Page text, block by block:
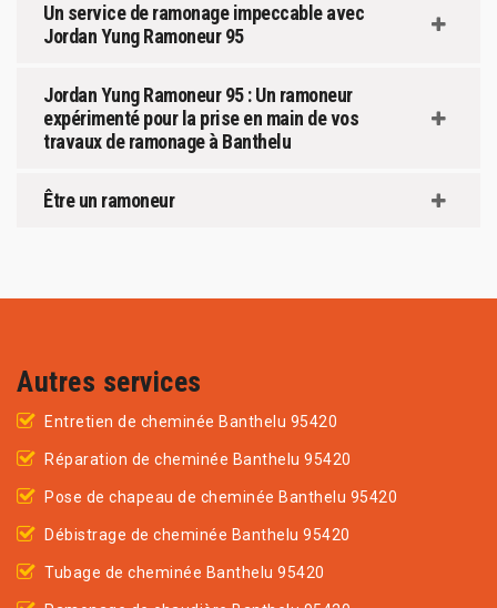
Un service de ramonage impeccable avec
Jordan Yung Ramoneur 95
Jordan Yung Ramoneur 95 : Un ramoneur
expérimenté pour la prise en main de vos
travaux de ramonage à Banthelu
Être un ramoneur
Autres services
Entretien de cheminée Banthelu 95420
Réparation de cheminée Banthelu 95420
Pose de chapeau de cheminée Banthelu 95420
Débistrage de cheminée Banthelu 95420
Tubage de cheminée Banthelu 95420